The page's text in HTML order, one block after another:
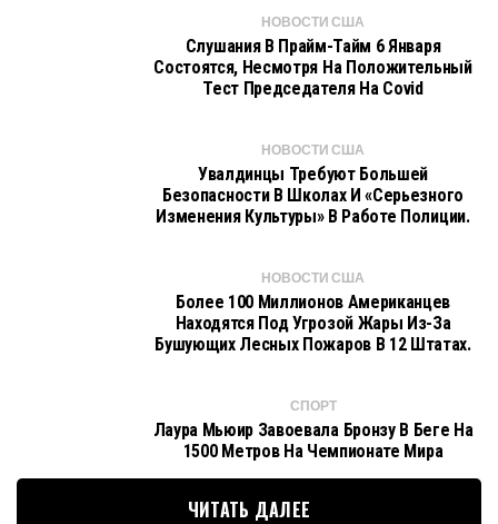
НОВОСТИ США
Слушания В Прайм-Тайм 6 Января
Состоятся, Несмотря На Положительный
Тест Председателя На Covid
НОВОСТИ США
Увалдинцы Требуют Большей
Безопасности В Школах И «серьезного
Изменения Культуры» В Работе Полиции.
НОВОСТИ США
Более 100 Миллионов Американцев
Находятся Под Угрозой Жары Из-За
Бушующих Лесных Пожаров В 12 Штатах.
СПОРТ
Лаура Мьюир Завоевала Бронзу В Беге На
1500 Метров На Чемпионате Мира
ЧИТАТЬ ДАЛЕЕ